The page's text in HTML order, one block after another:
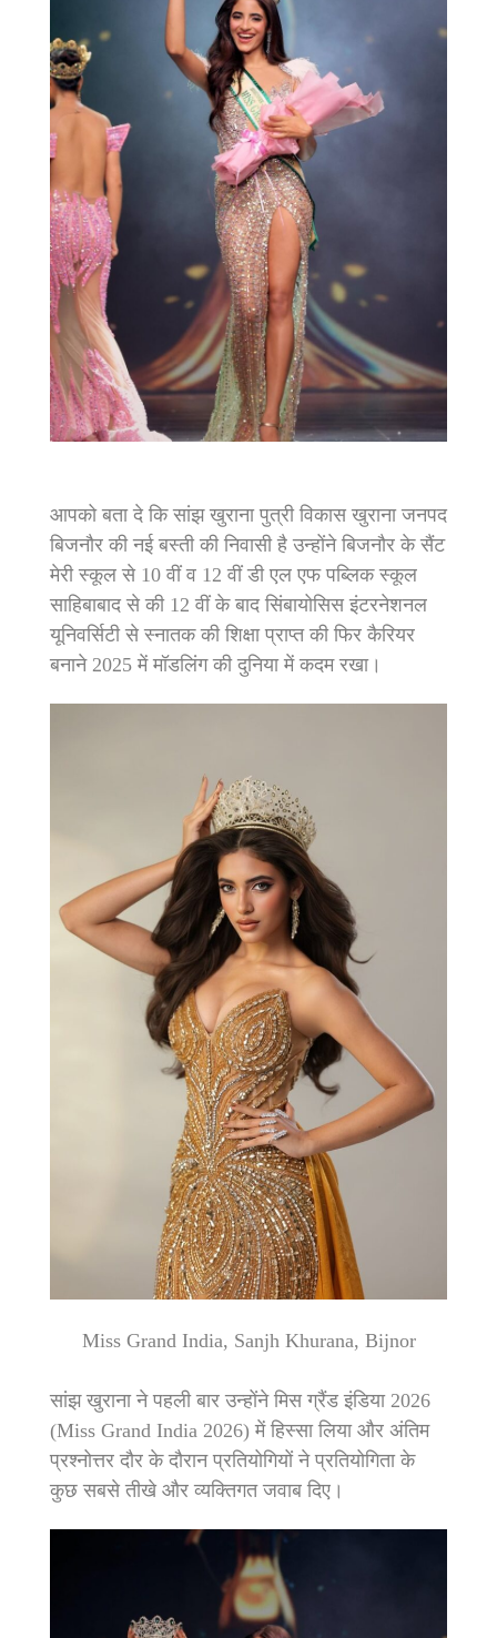
आपको बता दे कि सांझ खुराना पुत्री विकास खुराना जनपद
बिजनौर की नई बस्ती की निवासी है उन्होंने बिजनौर के सैंट
मेरी स्कूल से 10 वीं व 12 वीं डी एल एफ पब्लिक स्कूल
साहिबाबाद से की 12 वीं के बाद सिंबायोसिस इंटरनेशनल
यूनिवर्सिटी से स्नातक की शिक्षा प्राप्त की फिर कैरियर
बनाने 2025 में मॉडलिंग की दुनिया में कदम रखा।
Miss Grand India, Sanjh Khurana, Bijnor
सांझ खुराना ने पहली बार उन्होंने मिस ग्रैंड इंडिया 2026
(Miss Grand India 2026) में हिस्सा लिया और अंतिम
प्रश्नोत्तर दौर के दौरान प्रतियोगियों ने प्रतियोगिता के
कुछ सबसे तीखे और व्यक्तिगत जवाब दिए।